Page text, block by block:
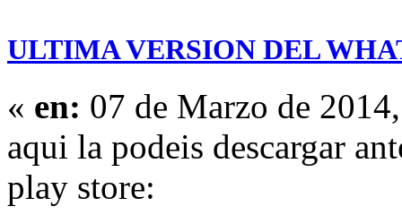
ULTIMA VERSION DEL
« en: 07 de Marzo de
aqui la podeis descargar
play store: